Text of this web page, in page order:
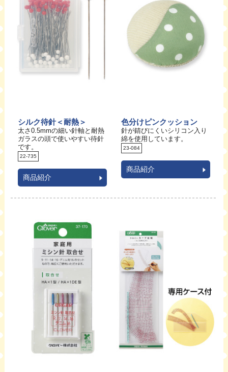
シルク待針＜耐熱＞
太さ0.5mmの細い針軸と耐熱
ガラスの頭で使いやすい待針
です。
22-735
商品紹介
色分けピンクッション
針が錆びにくいシリコン入り
綿を使用しています。
23-084
商品紹介